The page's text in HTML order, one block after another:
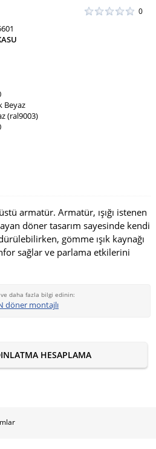
0
Beyaz
(ral9003)
armatür. Armatür, ışığı istenen
döner tasarım sayesinde kendi
gömme ışık kaynağı
sağlar ve parlama etkilerini
daha fazla bilgi edinin:
döner montajlı
HESAPLAMA